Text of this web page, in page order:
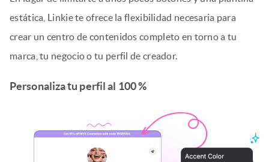
estática, Linkie te ofrece la flexibilidad necesaria para
crear un centro de contenidos completo en torno a tu
marca, tu negocio o tu perfil de creador.
Personaliza tu perfil al 100 %